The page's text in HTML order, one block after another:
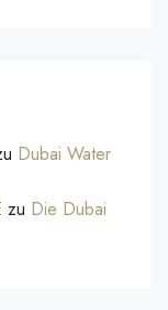
Dubai Water
zu Die Dubai